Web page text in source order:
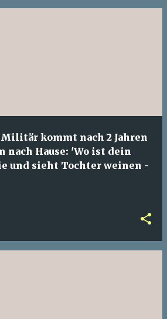
kommt nach 2 Jahren
nach Hause: 'Wo ist dein
und sieht Tochter weinen -